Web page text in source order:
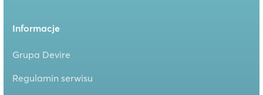
Informacje
Grupa Devire
Regulamin serwisu